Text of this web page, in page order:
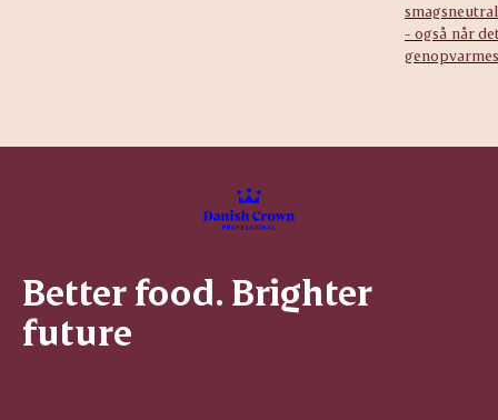
- også når
Better food. Brighter
future